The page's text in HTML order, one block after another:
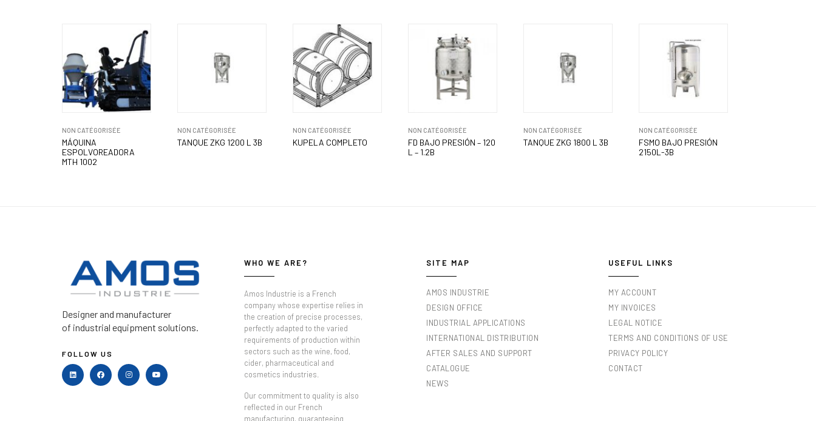
NON CATÉGORISÉE
MÁQUINA
ESPOLVOREADORA
MTH 1002
NON CATÉGORISÉE
TANQUE ZKG 1200 L 3B
NON CATÉGORISÉE
KUPELA COMPLETO
NON CATÉGORISÉE
FD BAJO PRESIÓN – 120
L – 1.2B
NON CATÉGORISÉE
TANQUE ZKG 1800 L 3B
NON CATÉGORISÉE
FSMO BAJO PRESIÓN
2150L-3B
Designer and manufacturer
of industrial equipment solutions.
FOLLOW US
WHO WE ARE?
Amos Industrie is a French
company whose expertise relies in
the creation of precise processes,
perfectly adapted to the varied
requirements of production within
sectors such as the wine, food,
cider, pharmaceutical and
cosmetics industries.
Our commitment to quality is also
reflected in our French
manufacturing, guaranteeing
SITE MAP
AMOS INDUSTRIE
DESIGN OFFICE
INDUSTRIAL APPLICATIONS
INTERNATIONAL DISTRIBUTION
AFTER SALES AND SUPPORT
CATALOGUE
NEWS
USEFUL LINKS
MY ACCOUNT
MY INVOICES
LEGAL NOTICE
TERMS AND CONDITIONS OF USE
PRIVACY POLICY
CONTACT